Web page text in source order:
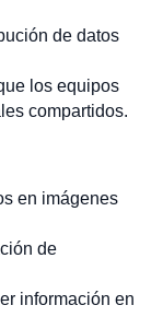
de datos
los equipos
compartidos.
en imágenes
de
información en